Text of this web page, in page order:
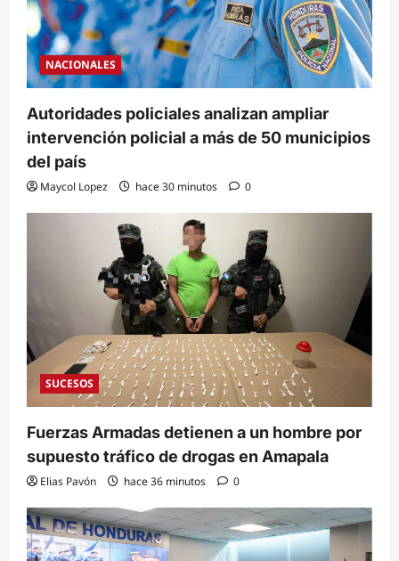
NACIONALES
Autoridades policiales analizan ampliar
intervención policial a más de 50 municipios
del país
Maycol Lopez hace 30 minutos 0
SUCESOS
Fuerzas Armadas detienen a un hombre por
supuesto tráfico de drogas en Amapala
Elias Pavón hace 36 minutos 0